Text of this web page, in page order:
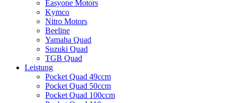
Easyone Motors
Kymco
Nitro Motors
Beeline
Yamaha Quad
Suzuki Quad
TGB Quad
Leistung
Pocket Quad 49ccm
Pocket Quad 50ccm
Pocket Quad 100ccm